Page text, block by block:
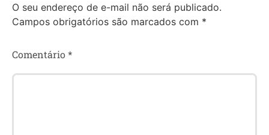
O seu endereço de e-mail não será publicado.
Campos obrigatórios são marcados com *
Comentário*